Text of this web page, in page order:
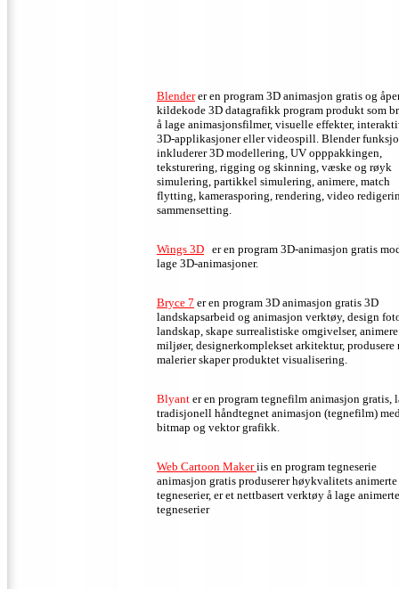
Blenderer en program 3D animasjon gratis og
kildekode 3D ​​datagrafikk program produkt som
å lage animasjonsfilmer, visuelle effekter,
3D-applikasjoner eller videospill. Blender
inkluderer 3D modellering, UV opppakkingen,
teksturering, rigging og skinning, væske og røyk
simulering, partikkel simulering, animere, match
flytting, kamerasporing, rendering, video
sammensetting.
Wings 3D er en program 3D-animasjon gratis
lage 3D-animasjoner.
Bryce 7 er en program 3D animasjon gratis 3D
landskapsarbeid og animasjon verktøy, design
landskap, skape surrealistiske omgivelser, animere
miljøer, designerkomplekset arkitektur, produsere
malerier skaper produktet visualisering.
Blyant er en program tegnefilm animasjon gratis,
tradisjonell håndtegnet animasjon (tegnefilm)
bitmap og vektor grafikk.
Web Cartoon Makeriis en program tegneserie
animasjon gratis produserer høykvalitets animerte
tegneserier, er et nettbasert verktøy å lage
tegneserier